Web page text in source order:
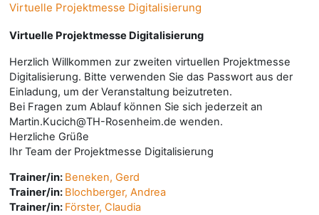
Virtuelle Projektmesse Digitalisierung
Virtuelle Projektmesse Digitalisierung
Herzlich Willkommen zur zweiten virtuellen Projektmesse
Digitalisierung. Bitte verwenden Sie das Passwort aus der
Einladung, um der Veranstaltung beizutreten.
Bei Fragen zum Ablauf können Sie sich jederzeit an
Martin.Kucich@TH-Rosenheim.de wenden.
Herzliche Grüße
Ihr Team der Projektmesse Digitalisierung
Trainer/in: Beneken, Gerd
Trainer/in: Blochberger, Andrea
Trainer/in: Förster, Claudia